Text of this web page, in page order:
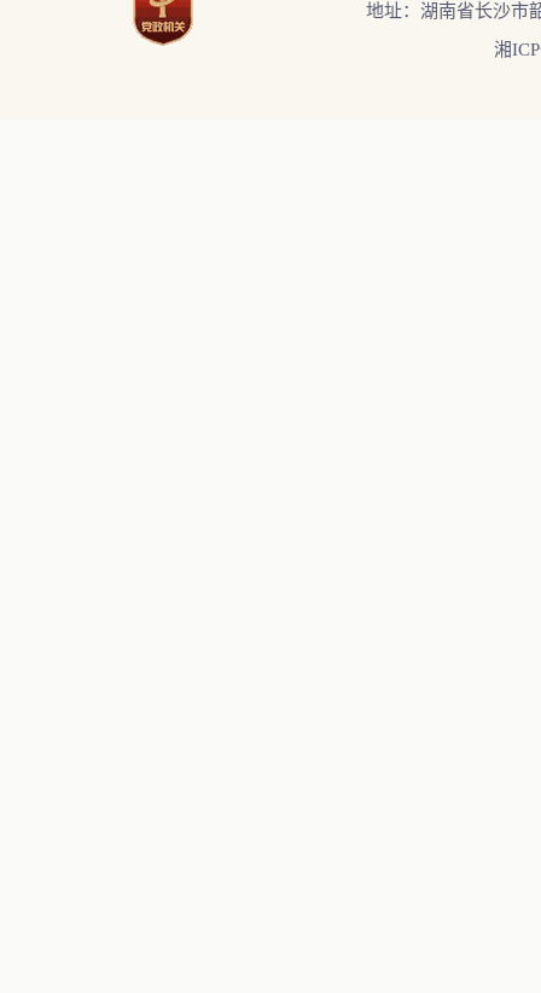
地址：湖南省长沙市
湘